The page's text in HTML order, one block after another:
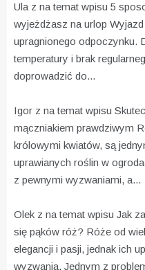
Ula z na temat wpisu 5
wyjeżdżasz na urlop
upragnionego odpoczynku.
temperatury i brak
doprowadzić do...
Igor z na temat wpisu
mączniakiem prawdziwym
królowymi kwiatów, są
uprawianych roślin w
z pewnymi wyzwaniami, a...
Olek z na temat wpisu Jak
się pąków róż? Róże od
elegancji i pasji, jednak ich
wyzwania. Jednym z